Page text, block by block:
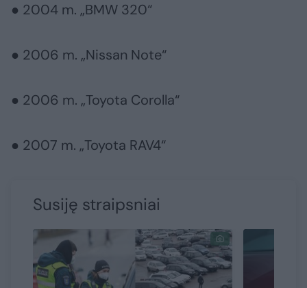
● 2004 m. „BMW 320“
● 2006 m. „Nissan Note“
● 2006 m. „Toyota Corolla“
● 2007 m. „Toyota RAV4“
Susiję straipsniai